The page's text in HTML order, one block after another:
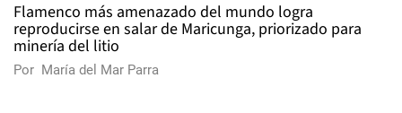
Flamenco más amenazado del mundo logra
reproducirse en salar de Maricunga, priorizado para
minería del litio
Por María del Mar Parra